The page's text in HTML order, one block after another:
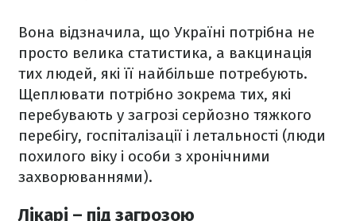
Вона відзначила, що Україні потрібна не
просто велика статистика, а вакцинація
тих людей, які її найбільше потребують.
Щеплювати потрібно зокрема тих, які
перебувають у загрозі серйозно тяжкого
перебігу, госпіталізації і летальності (люди
похилого віку і особи з хронічними
захворюваннями).
Лікарі – під загрозою